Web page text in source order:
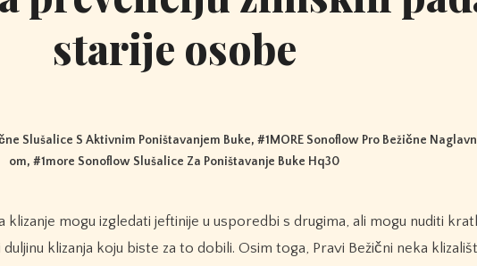
starije osobe
Slušalice S Aktivnim Poništavanjem Buke, #1MORE Sonoflow Pro Bežične
om, #1more Sonoflow Slušalice Za Poništavanje Buke Hq30
klizanja koju biste za to dobili. Osim toga, Pravi Bežični neka